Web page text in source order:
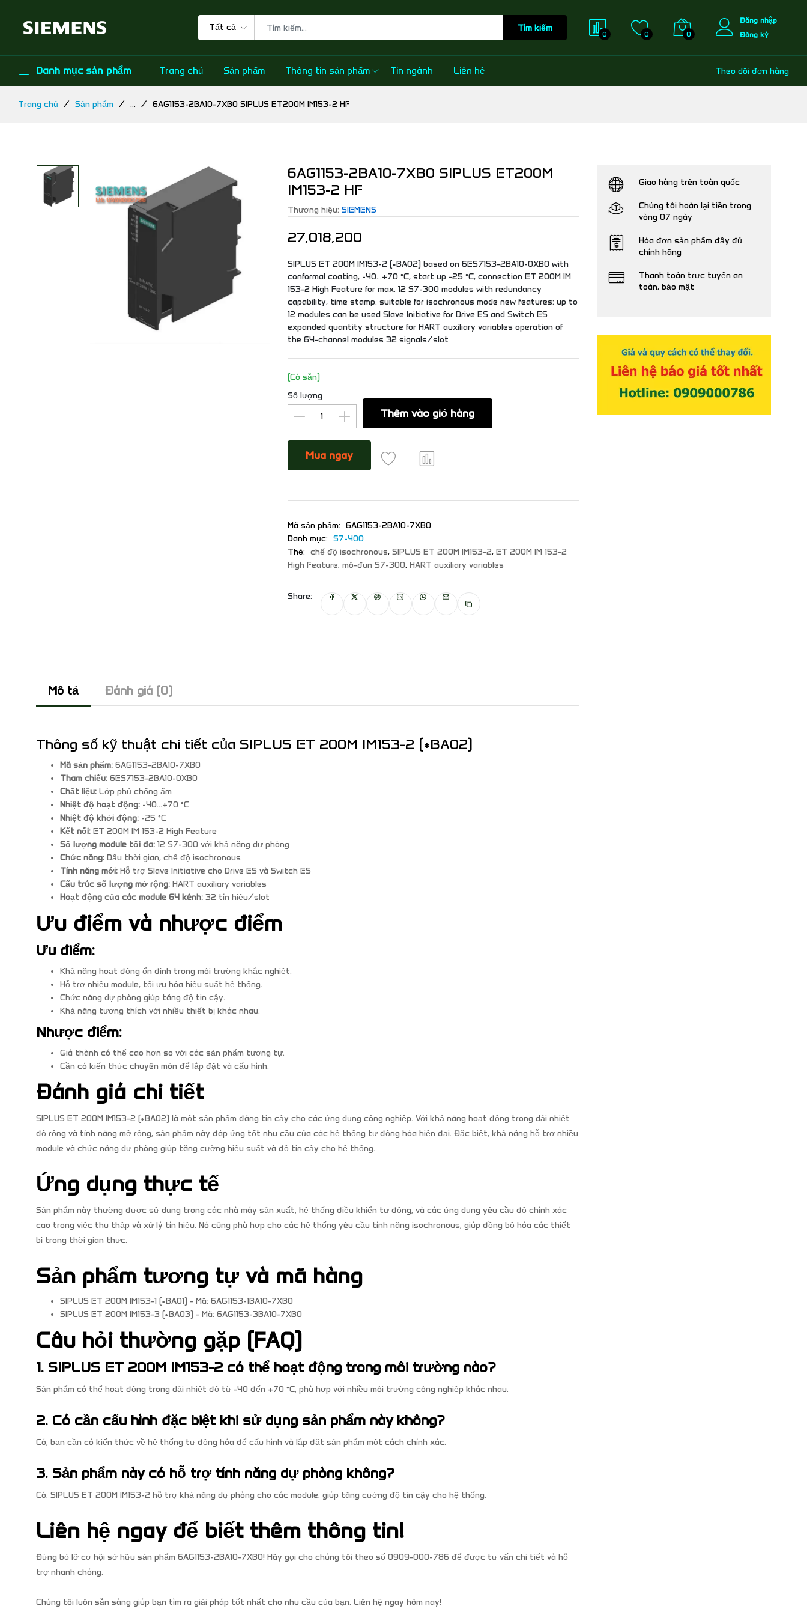
Tất cả Tìm kiếm
0 0 0
Đăng nhập
Đăng ký
Danh mục sản phẩm Trang chủ Sản phẩm Thông tin sản phẩm Tin ngành Liên hệ Theo dõi đơn hàng
Trang chủ Sản phẩm ... 6AG1153-2BA10-7XB0 SIPLUS ET200M IM153-2 HF
6AG1153-2BA10-7XB0 SIPLUS ET200M
IM153-2 HF
Thương hiệu: SIEMENS
27,018,200
SIPLUS ET 200M IM153-2 (*BA02) based on 6ES7153-2BA10-0XB0 with
conformal coating, -40…+70 °C, start up -25 °C, connection ET 200M IM
153-2 High Feature for max. 12 S7-300 modules with redundancy
capability, time stamp. suitable for isochronous mode new features: up to
12 modules can be used Slave Initiative for Drive ES and Switch ES
expanded quantity structure for HART auxiliary variables operation of
the 64-channel modules 32 signals/slot
(Có sẵn)
Số lượng
Thêm vào giỏ hàng
Mua ngay
Mã sản phẩm: 6AG1153-2BA10-7XB0
Danh mục: S7-400
Thẻ: chế độ isochronous, SIPLUS ET 200M IM153-2, ET 200M IM 153-2
High Feature, mô-đun S7-300, HART auxiliary variables
Share:
Mô tả Đánh giá (0)
Thông số kỹ thuật chi tiết của SIPLUS ET 200M IM153-2 (*BA02)
Mã sản phẩm: 6AG1153-2BA10-7XB0
Tham chiếu: 6ES7153-2BA10-0XB0
Chất liệu: Lớp phủ chống ẩm
Nhiệt độ hoạt động: -40…+70 °C
Nhiệt độ khởi động: -25 °C
Kết nối: ET 200M IM 153-2 High Feature
Số lượng module tối đa: 12 S7-300 với khả năng dự phòng
Chức năng: Dấu thời gian, chế độ isochronous
Tính năng mới: Hỗ trợ Slave Initiative cho Drive ES và Switch ES
Cấu trúc số lượng mở rộng: HART auxiliary variables
Hoạt động của các module 64 kênh: 32 tín hiệu/slot
Ưu điểm và nhược điểm
Ưu điểm:
Khả năng hoạt động ổn định trong môi trường khắc nghiệt.
Hỗ trợ nhiều module, tối ưu hóa hiệu suất hệ thống.
Chức năng dự phòng giúp tăng độ tin cậy.
Khả năng tương thích với nhiều thiết bị khác nhau.
Nhược điểm:
Giá thành có thể cao hơn so với các sản phẩm tương tự.
Cần có kiến thức chuyên môn để lắp đặt và cấu hình.
Đánh giá chi tiết
SIPLUS ET 200M IM153-2 (*BA02) là một sản phẩm đáng tin cậy cho các ứng dụng công nghiệp. Với khả năng hoạt động trong dải nhiệt
độ rộng và tính năng mở rộng, sản phẩm này đáp ứng tốt nhu cầu của các hệ thống tự động hóa hiện đại. Đặc biệt, khả năng hỗ trợ nhiều
module và chức năng dự phòng giúp tăng cường hiệu suất và độ tin cậy cho hệ thống.
Ứng dụng thực tế
Sản phẩm này thường được sử dụng trong các nhà máy sản xuất, hệ thống điều khiển tự động, và các ứng dụng yêu cầu độ chính xác
cao trong việc thu thập và xử lý tín hiệu. Nó cũng phù hợp cho các hệ thống yêu cầu tính năng isochronous, giúp đồng bộ hóa các thiết
bị trong thời gian thực.
Sản phẩm tương tự và mã hàng
SIPLUS ET 200M IM153-1 (*BA01) - Mã: 6AG1153-1BA10-7XB0
SIPLUS ET 200M IM153-3 (*BA03) - Mã: 6AG1153-3BA10-7XB0
Câu hỏi thường gặp (FAQ)
1. SIPLUS ET 200M IM153-2 có thể hoạt động trong môi trường nào?
Sản phẩm có thể hoạt động trong dải nhiệt độ từ -40 đến +70 °C, phù hợp với nhiều môi trường công nghiệp khác nhau.
2. Có cần cấu hình đặc biệt khi sử dụng sản phẩm này không?
Có, bạn cần có kiến thức về hệ thống tự động hóa để cấu hình và lắp đặt sản phẩm một cách chính xác.
3. Sản phẩm này có hỗ trợ tính năng dự phòng không?
Có, SIPLUS ET 200M IM153-2 hỗ trợ khả năng dự phòng cho các module, giúp tăng cường độ tin cậy cho hệ thống.
Liên hệ ngay để biết thêm thông tin!
Đừng bỏ lỡ cơ hội sở hữu sản phẩm 6AG1153-2BA10-7XB0! Hãy gọi cho chúng tôi theo số 0909-000-786 để được tư vấn chi tiết và hỗ
trợ nhanh chóng.
Chúng tôi luôn sẵn sàng giúp bạn tìm ra giải pháp tốt nhất cho nhu cầu của bạn. Liên hệ ngay hôm nay!
Giao hàng trên toàn quốc
Chúng tôi hoàn lại tiền trong
vòng 07 ngày
Hóa đơn sản phẩm đầy đủ
chính hãng
Thanh toán trực tuyến an
toàn, bảo mật